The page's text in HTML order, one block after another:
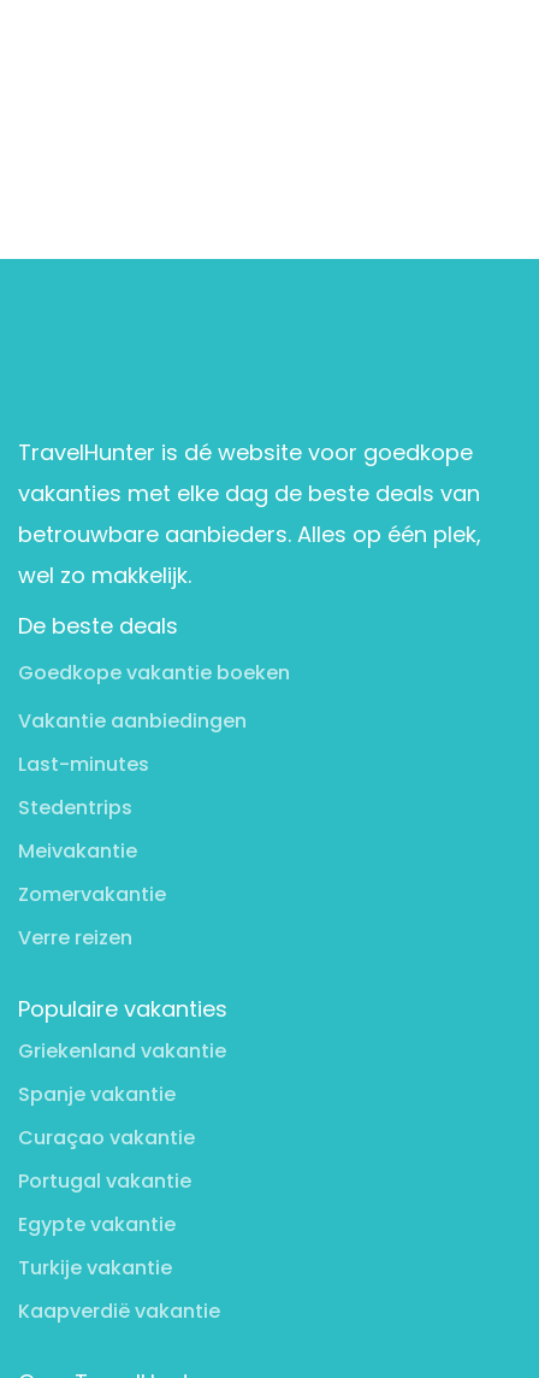
TravelHunter is dé website voor goedkope
vakanties met elke dag de beste deals van
betrouwbare aanbieders. Alles op één plek,
wel zo makkelijk.
De beste deals
Goedkope vakantie boeken
Vakantie aanbiedingen
Last-minutes
Stedentrips
Meivakantie
Zomervakantie
Verre reizen
Populaire vakanties
Griekenland vakantie
Spanje vakantie
Curaçao vakantie
Portugal vakantie
Egypte vakantie
Turkije vakantie
Kaapverdië vakantie